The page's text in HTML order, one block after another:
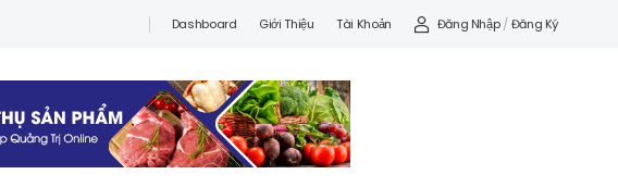
Dashboard Giới Thiệu Tài Khoản Đăng Nhập / Đăng Ký